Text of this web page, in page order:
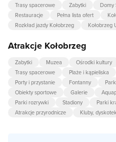
Trasy spacerowe
Zabytki Domy
Restauracje
Pełna lista ofert
Rozkład jazdy Kołobrzeg
Kołobrzeg
Atrakcje Kołobrzeg
Zabytki Muzea Ośrodki kultury
Trasy spacerowe
Plaże i kąpieliska
Porty i przystanie
Fontanny
Obiekty sportowe
Galerie
Parki rozrywki
Stadiony Parki
Atrakcje przyrodnicze
Kluby,